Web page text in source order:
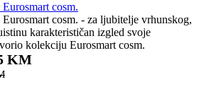
cosm.
cosm. - za ljubitelje vrhunskog,
karakterističan izgled svoje
kolekciju Eurosmart cosm.
KM